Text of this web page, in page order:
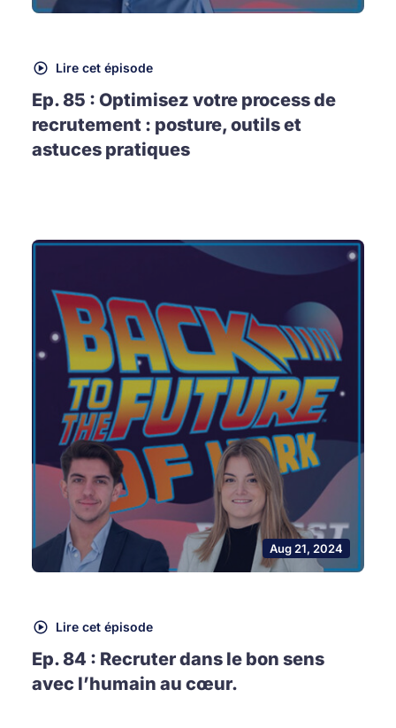
Lire cet épisode
Ep. 85 : Optimisez votre process de
recrutement : posture, outils et
astuces pratiques
Aug 21, 2024
Lire cet épisode
Ep. 84 : Recruter dans le bon sens
avec l’humain au cœur.